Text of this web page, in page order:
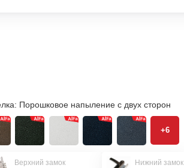
Порошковое напыление с двух сторон
+6
Верхний замок Нижний замок